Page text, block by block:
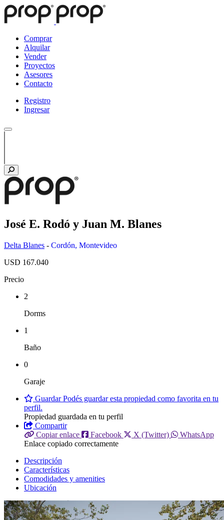
Comprar
Alquilar
Vender
Proyectos
Asesores
Contacto
Registro
Ingresar
José E. Rodó y Juan M. Blanes
Delta Blanes - Cordón, Montevideo
USD 167.040
Precio
2
Dorms
1
Baño
0
Garaje
GuardarPodés guardar esta propiedad como favorita en tu
perfil.
Propiedad guardada en tu perfil
Compartir
Copiar enlace
Facebook X (Twitter)
WhatsApp
Enlace copiado correctamente
Descripción
Características
Comodidades y amenities
Ubicación